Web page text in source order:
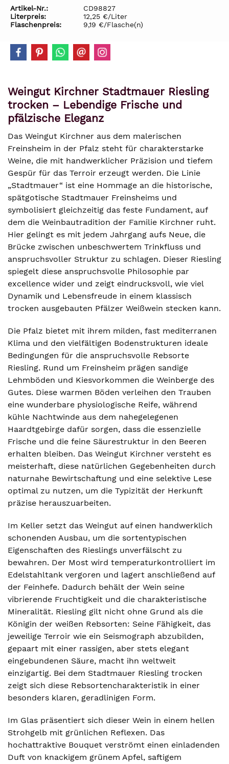
Artikel-Nr.:
CD98827
Literpreis:
12,25 €/Liter
Flaschenpreis:
9,19 €/Flasche(n)
Weingut Kirchner Stadtmauer Riesling
trocken – Lebendige Frische und
pfälzische Eleganz
Das Weingut Kirchner aus dem malerischen
Freinsheim in der Pfalz steht für charakterstarke
Weine, die mit handwerklicher Präzision und tiefem
Gespür für das Terroir erzeugt werden. Die Linie
„Stadtmauer“ ist eine Hommage an die historische,
spätgotische Stadtmauer Freinsheims und
symbolisiert gleichzeitig das feste Fundament, auf
dem die Weinbautradition der Familie Kirchner ruht.
Hier gelingt es mit jedem Jahrgang aufs Neue, die
Brücke zwischen unbeschwertem Trinkfluss und
anspruchsvoller Struktur zu schlagen. Dieser Riesling
spiegelt diese anspruchsvolle Philosophie par
excellence wider und zeigt eindrucksvoll, wie viel
Dynamik und Lebensfreude in einem klassisch
trocken ausgebauten Pfälzer Weißwein stecken kann.
Die Pfalz bietet mit ihrem milden, fast mediterranen
Klima und den vielfältigen Bodenstrukturen ideale
Bedingungen für die anspruchsvolle Rebsorte
Riesling. Rund um Freinsheim prägen sandige
Lehmböden und Kiesvorkommen die Weinberge des
Gutes. Diese warmen Böden verleihen den Trauben
eine wunderbare physiologische Reife, während
kühle Nachtwinde aus dem nahegelegenen
Haardtgebirge dafür sorgen, dass die essenzielle
Frische und die feine Säurestruktur in den Beeren
erhalten bleiben. Das Weingut Kirchner versteht es
meisterhaft, diese natürlichen Gegebenheiten durch
naturnahe Bewirtschaftung und eine selektive Lese
optimal zu nutzen, um die Typizität der Herkunft
präzise herauszuarbeiten.
Im Keller setzt das Weingut auf einen handwerklich
schonenden Ausbau, um die sortentypischen
Eigenschaften des Rieslings unverfälscht zu
bewahren. Der Most wird temperaturkontrolliert im
Edelstahltank vergoren und lagert anschließend auf
der Feinhefe. Dadurch behält der Wein seine
vibrierende Fruchtigkeit und die charakteristische
Mineralität. Riesling gilt nicht ohne Grund als die
Königin der weißen Rebsorten: Seine Fähigkeit, das
jeweilige Terroir wie ein Seismograph abzubilden,
gepaart mit einer rassigen, aber stets elegant
eingebundenen Säure, macht ihn weltweit
einzigartig. Bei dem Stadtmauer Riesling trocken
zeigt sich diese Rebsortencharakteristik in einer
besonders klaren, geradlinigen Form.
Im Glas präsentiert sich dieser Wein in einem hellen
Strohgelb mit grünlichen Reflexen. Das
hochattraktive Bouquet verströmt einen einladenden
Duft von knackigem grünem Apfel, saftigem